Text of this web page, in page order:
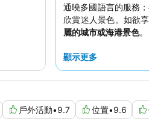
通曉多國語言的服務
欣賞迷人景色。如欲
麗的城市或海港景色。
顯示更多
戶外活動•9.7 位置•9.6